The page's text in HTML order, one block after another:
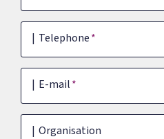
Telephone
E-mail
Organisation